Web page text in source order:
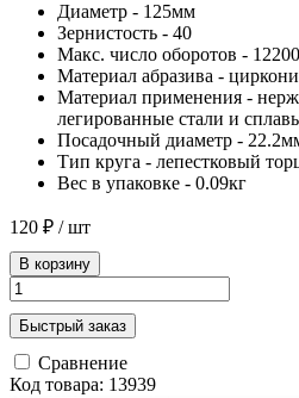
Диаметр - 125мм
Зернистость - 40
Макс. число оборотов -
Материал абразива -
Материал применения -
легированные стали и
Посадочный диаметр -
Тип круга - лепестковый
Вес в упаковке - 0.09кг
120 ₽ / шт
В корзину
Быстрый заказ
Сравнение
Код товара: 13939